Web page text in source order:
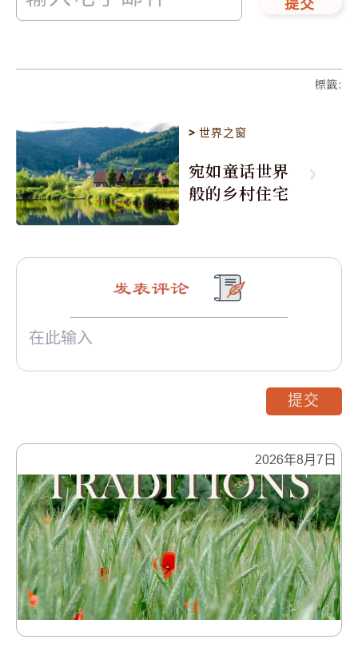
提交
標籤:
>世界之窗
宛如童话世界
般的乡村住宅
2026年8月7日
发表评论
提交